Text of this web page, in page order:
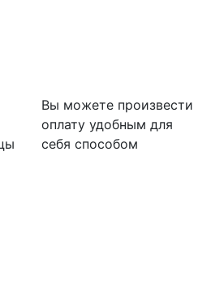
Вы можете произвести
оплату удобным для
себя способом